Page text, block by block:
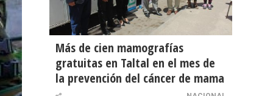
Más de cien mamografías
gratuitas en Taltal en el mes de
la prevención del cáncer de mama